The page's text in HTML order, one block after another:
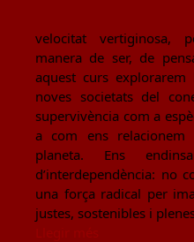
velocitat vertiginosa,
manera de ser, de
aquest curs
noves societats del
supervivència com a
a com ens
planeta. Ens
d’interdependència: no
una força radical per
justes, sostenibles i